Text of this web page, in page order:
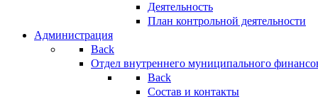
Деятельность
План контрольной деятельности
Администрация
Back
Отдел внутреннего муниципального
Back
Состав и контакты